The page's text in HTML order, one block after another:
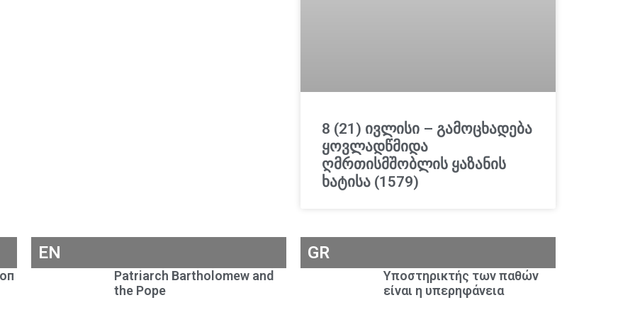
8 (21) ივლისი – გამოცხადება
ყოვლადწმიდა
ღმრთისმშობლის ყაზანის
ხატისა (1579)
EN
Patriarch Bartholomew and
the Pope
GR
Υποστηρικτής των παθών
είναι η υπερηφάνεια